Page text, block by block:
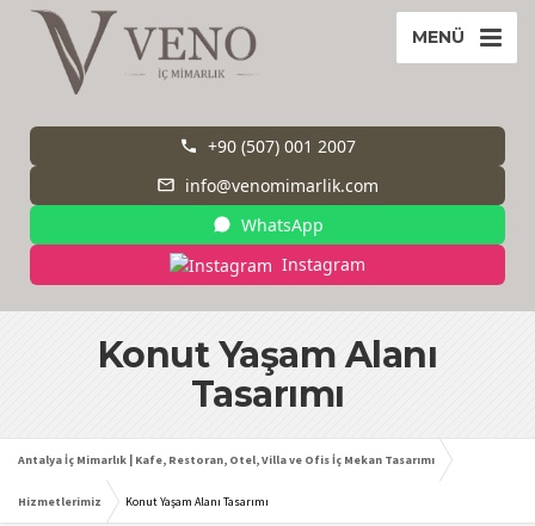
MENÜ
+90 (507) 001 2007
info@venomimarlik.com
WhatsApp
Instagram
Konut Yaşam Alanı
Tasarımı
Antalya İç Mimarlık | Kafe, Restoran, Otel, Villa ve Ofis İç Mekan Tasarımı
Hizmetlerimiz Konut Yaşam Alanı Tasarımı